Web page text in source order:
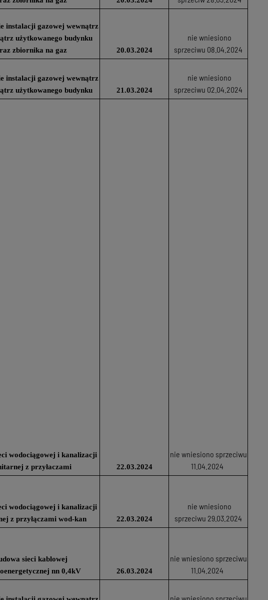
instalacji gazowej wewnątrz
użytkowanego budynku
zbiornika na gaz
20.03.2024
nie wniesiono
sprzeciwu 08.04.2024
instalacji gazowej wewnątrz
użytkowanego budynku
21.03.2024
nie wniesiono
sprzeciwu 02.04.2024
wodociągowej i kanalizacji
z przyłaczami
22.03.2024
nie wniesiono sprzeciwu
11.04.2024
wodociągowej i kanalizacji
z przyłączami wod-kan
22.03.2024
nie wniesiono
sprzeciwu 29.03.2024
sieci kablowej
nn 0,4kV
26.03.2024
nie wniesiono sprzeciwu
11.04.2024